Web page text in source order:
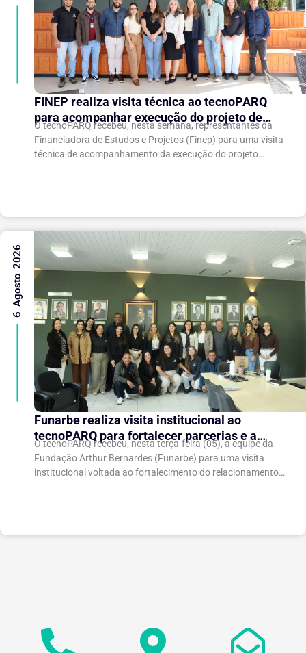
FINEP realiza visita técnica ao tecnoPARQ
para acompanhar execução do projeto de
expansão do Parque Tecnológico
O tecnoPARQ recebeu, nesta semana, representantes da
Financiadora de Estudos e Projetos (Finep) para uma visita
técnica de acompanhamento da execução do projeto
Funarbe realiza visita institucional ao
tecnoPARQ para fortalecer parcerias e a
gestão da inovação
O tecnoPARQ recebeu, nesta terça-feira (05), a equipe da
Fundação Arthur Bernardes (Funarbe) para uma visita
institucional voltada ao fortalecimento do relacionamento
6 Agosto 2026